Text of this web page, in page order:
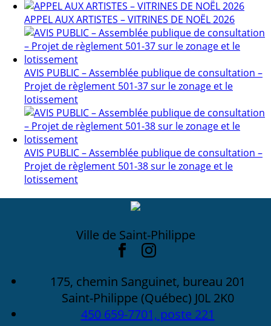
APPEL AUX ARTISTES – VITRINES DE NOËL 2026
AVIS PUBLIC – Assemblée publique de consultation –
Projet de règlement 501-37 sur le zonage et le
lotissement
AVIS PUBLIC – Assemblée publique de consultation –
Projet de règlement 501-38 sur le zonage et le
lotissement
Ville de Saint-Philippe
175, chemin Sanguinet, bureau 201
Saint-Philippe (Québec) J0L 2K0
450 659-7701, poste 221